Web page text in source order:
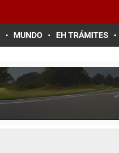
MUNDO EH TRÁMITES